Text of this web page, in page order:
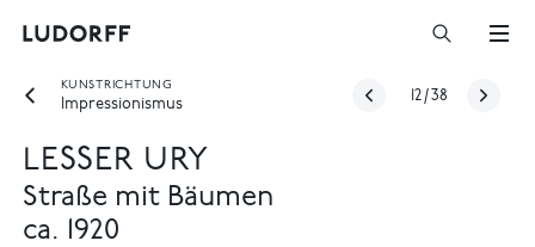
KUNSTRICHTUNG
Impressionismus
12 /38
LESSER URY
Straße mit Bäumen
ca. 1920